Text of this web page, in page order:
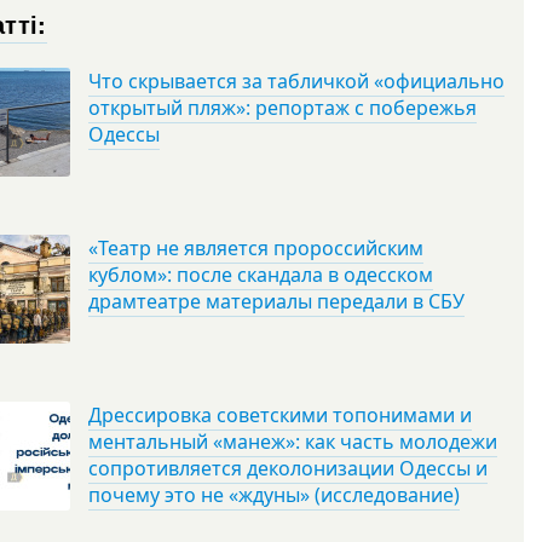
Что скрывается за табличкой «официально
открытый пляж»: репортаж с побережья
Одессы
«Театр не является пророссийским
кублом»: после скандала в одесском
драмтеатре материалы передали в СБУ
Дрессировка советскими топонимами и
ментальный «манеж»: как часть молодежи
сопротивляется деколонизации Одессы и
почему это не «ждуны» (исследование)